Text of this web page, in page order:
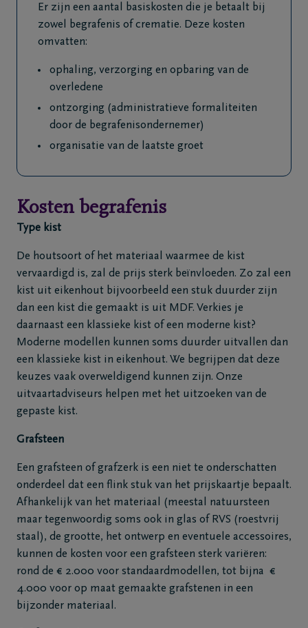
Er zijn een aantal basiskosten die je betaalt bij
zowel begrafenis of crematie. Deze kosten
omvatten:
ophaling, verzorging en opbaring van de
overledene
ontzorging (administratieve formaliteiten
door de begrafenisondernemer)
organisatie van de laatste groet
Kosten begrafenis
Type kist
De houtsoort of het materiaal waarmee de kist
vervaardigd is, zal de prijs sterk beïnvloeden. Zo zal een
kist uit eikenhout bijvoorbeeld een stuk duurder zijn
dan een kist die gemaakt is uit MDF. Verkies je
daarnaast een klassieke kist of een moderne kist?
Moderne modellen kunnen soms duurder uitvallen dan
een klassieke kist in eikenhout. We begrijpen dat deze
keuzes vaak overweldigend kunnen zijn. Onze
uitvaartadviseurs helpen met het uitzoeken van de
gepaste kist.
Grafsteen
Een grafsteen of grafzerk is een niet te onderschatten
onderdeel dat een flink stuk van het prijskaartje bepaalt.
Afhankelijk van het materiaal (meestal natuursteen
maar tegenwoordig soms ook in glas of RVS (roestvrij
staal), de grootte, het ontwerp en eventuele accessoires,
kunnen de kosten voor een grafsteen sterk variëren:
rond de € 2.000 voor standaardmodellen, tot bijna €
4.000 voor op maat gemaakte grafstenen in een
bijzonder materiaal.